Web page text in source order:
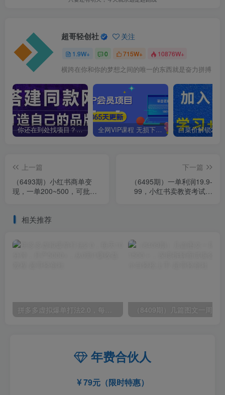
超哥轻创社 关注
1.9W+ 0 715W+ 10876W+
横跨在你和你的梦想之间的唯一的东西就是奋力拼搏
你还在到处找项目？还在当韭菜？我靠卖项目一个月收入5万+，曾经我也是个失败者。 全网VIP课程 无损下载~
上一篇
（6493期）小红书商单变
现，一单200~500，可批量
下一篇
（6495期）一单利润19.9-
99，小红书卖教资考试资
相关推荐
年费合伙人
79元（限时特惠）